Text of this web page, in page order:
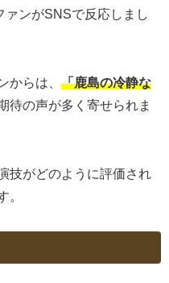
ンがSNSで反応しまし
からは、 「鹿島の冷静な
待の声が多く寄せられま
技がどのように評価され
。